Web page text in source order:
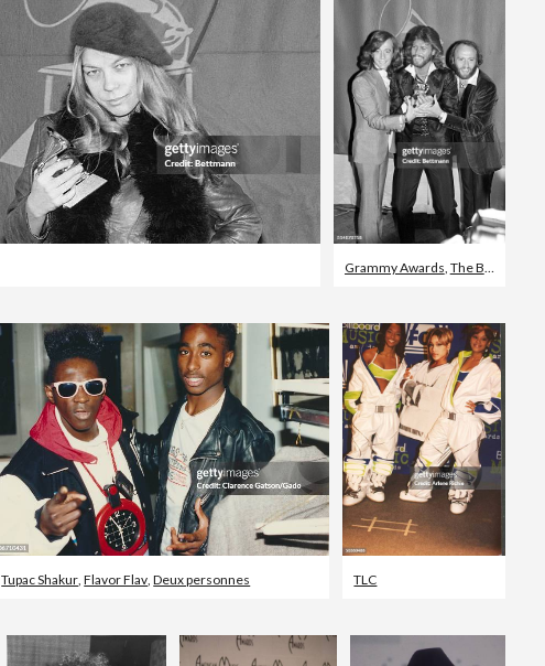
Grammy Awards The Bee Gees
Tupac Shakur,Flavor Flav,Deux personnes TLC